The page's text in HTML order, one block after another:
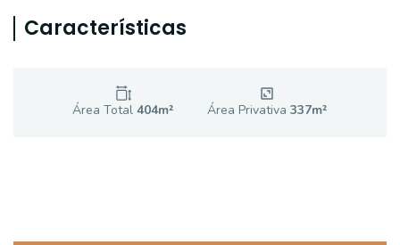
Características
Área Total404m² Área Privativa 337m²